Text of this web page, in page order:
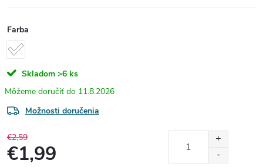
Farba
Skladom >6 ks
11.8.2026
Možnosti doručenia
€2,59
€1,99